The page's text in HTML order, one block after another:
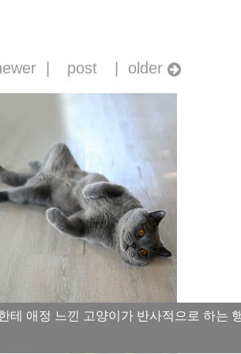
| post | older
테 애정 느낀 고양이가 반사적으로 하는